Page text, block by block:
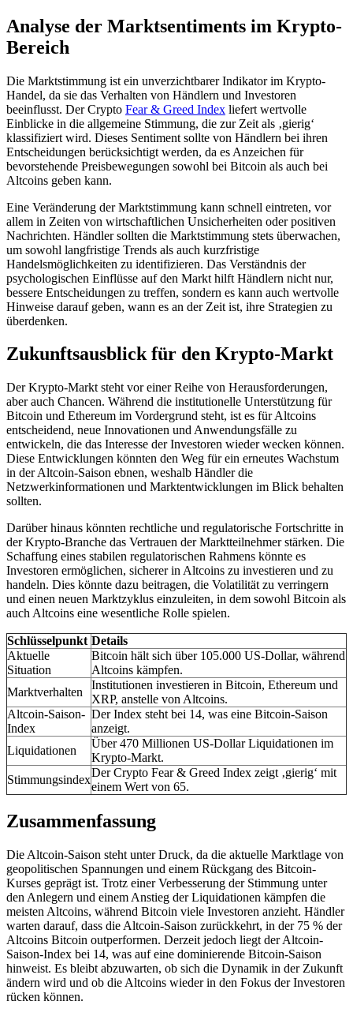
Analyse der Marktsentiments im Krypto-
Bereich
Die Marktstimmung ist ein unverzichtbarer Indikator im Krypto-
Handel, da sie das Verhalten von Händlern und Investoren
beeinflusst. Der Crypto Fear & Greed Index liefert wertvolle
Einblicke in die allgemeine Stimmung, die zur Zeit als ‚gierig‘
klassifiziert wird. Dieses Sentiment sollte von Händlern bei ihren
Entscheidungen berücksichtigt werden, da es Anzeichen für
bevorstehende Preisbewegungen sowohl bei Bitcoin als auch bei
Altcoins geben kann.
Eine Veränderung der Marktstimmung kann schnell eintreten, vor
allem in Zeiten von wirtschaftlichen Unsicherheiten oder positiven
Nachrichten. Händler sollten die Marktstimmung stets überwachen,
um sowohl langfristige Trends als auch kurzfristige
Handelsmöglichkeiten zu identifizieren. Das Verständnis der
psychologischen Einflüsse auf den Markt hilft Händlern nicht nur,
bessere Entscheidungen zu treffen, sondern es kann auch wertvolle
Hinweise darauf geben, wann es an der Zeit ist, ihre Strategien zu
überdenken.
Zukunftsausblick für den Krypto-Markt
Der Krypto-Markt steht vor einer Reihe von Herausforderungen,
aber auch Chancen. Während die institutionelle Unterstützung für
Bitcoin und Ethereum im Vordergrund steht, ist es für Altcoins
entscheidend, neue Innovationen und Anwendungsfälle zu
entwickeln, die das Interesse der Investoren wieder wecken können.
Diese Entwicklungen könnten den Weg für ein erneutes Wachstum
in der Altcoin-Saison ebnen, weshalb Händler die
Netzwerkinformationen und Marktentwicklungen im Blick behalten
sollten.
Darüber hinaus könnten rechtliche und regulatorische Fortschritte in
der Krypto-Branche das Vertrauen der Marktteilnehmer stärken. Die
Schaffung eines stabilen regulatorischen Rahmens könnte es
Investoren ermöglichen, sicherer in Altcoins zu investieren und zu
handeln. Dies könnte dazu beitragen, die Volatilität zu verringern
und einen neuen Marktzyklus einzuleiten, in dem sowohl Bitcoin als
auch Altcoins eine wesentliche Rolle spielen.
Schlüsselpunkt Details
Aktuelle
Situation
Bitcoin hält sich über 105.000 US-Dollar, während
Altcoins kämpfen.
Marktverhalten
Institutionen investieren in Bitcoin, Ethereum und
XRP, anstelle von Altcoins.
Altcoin-Saison-
Index
Der Index steht bei 14, was eine Bitcoin-Saison
anzeigt.
Liquidationen
Über 470 Millionen US-Dollar Liquidationen im
Krypto-Markt.
Stimmungsindex
Der Crypto Fear & Greed Index zeigt ‚gierig‘ mit
einem Wert von 65.
Zusammenfassung
Die Altcoin-Saison steht unter Druck, da die aktuelle Marktlage von
geopolitischen Spannungen und einem Rückgang des Bitcoin-
Kurses geprägt ist. Trotz einer Verbesserung der Stimmung unter
den Anlegern und einem Anstieg der Liquidationen kämpfen die
meisten Altcoins, während Bitcoin viele Investoren anzieht. Händler
warten darauf, dass die Altcoin-Saison zurückkehrt, in der 75 % der
Altcoins Bitcoin outperformen. Derzeit jedoch liegt der Altcoin-
Saison-Index bei 14, was auf eine dominierende Bitcoin-Saison
hinweist. Es bleibt abzuwarten, ob sich die Dynamik in der Zukunft
ändern wird und ob die Altcoins wieder in den Fokus der Investoren
rücken können.